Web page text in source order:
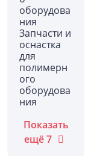
оборудова
ния
Запчасти и
оснастка
для
полимерн
ого
оборудова
ния
Показать
ещё7